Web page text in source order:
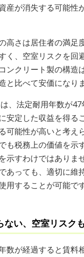
産が消失する可能性
高さは居住者の満足
く、空室リスクを回
ンクリート製の構造
と比べて安価になりま
、法定耐用年数が
安定した収益を得る
可能性が高いと考え
も税務上の価値を示
示すわけではありま
あっても、適切に維
用することが可能です
ない、空室リスク
数が経過すると賃料